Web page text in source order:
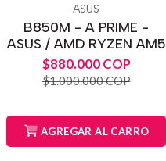
ASUS
B850M - A PRIME -
ASUS / AMD RYZEN AM5
$880.000 COP
$1.000.000 COP
AGREGAR AL CARRO